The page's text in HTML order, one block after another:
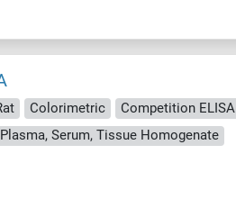
Colorimetric Competition ELISA
Serum, Tissue Homogenate